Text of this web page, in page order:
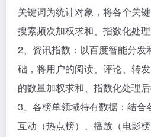
关键词为统计对象，将各个关
搜索频次加权求和、指数化处理
2、资讯指数：以百度智能分发
础，将用户的阅读、评论、转
的数量加权求和、指数化处理后
3、各榜单领域特有数据：结合
互动（热点榜）、播放（电影